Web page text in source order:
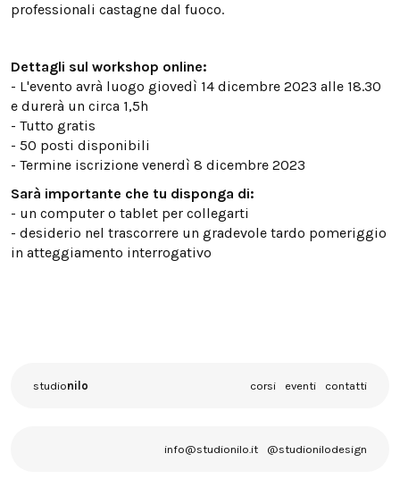
professionali castagne dal fuoco.
Dettagli sul workshop online:
- L'evento avrà luogo giovedì 14 dicembre 2023 alle 18.30
e durerà un circa 1,5h
- Tutto gratis
- 50 posti disponibili
- Termine iscrizione venerdì 8 dicembre 2023
Sarà importante che tu disponga di:
- un computer o tablet per collegarti
- desiderio nel trascorrere un gradevole tardo pomeriggio
in atteggiamento interrogativo
studionilo corsi eventi contatti
info@studionilo.it @studionilodesign